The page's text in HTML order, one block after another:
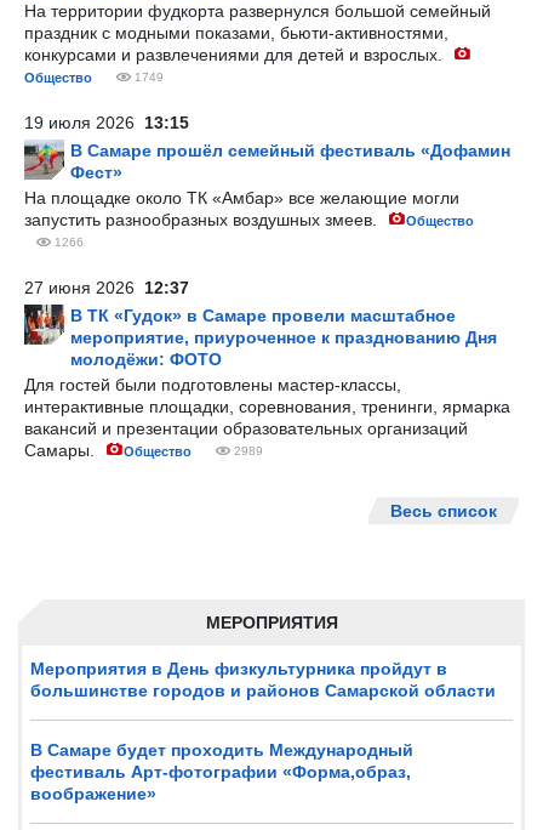
МЕРОПРИЯТИЯ
Мероприятия в День физкультурника пройдут в
большинстве городов и районов Самарской области
В Самаре будет проходить Международный
фестиваль Арт-фотографии «Форма,образ,
воображение»
На территории фудкорта развернулся большой семейный
праздник с модными показами, бьюти-активностями,
конкурсами и развлечениями для детей и взрослых.
Общество 1749
19 июля 2026 13:15
В Самаре прошёл семейный фестиваль «Дофамин
Фест»
На площадке около ТК «Амбар» все желающие могли
запустить разнообразных воздушных змеев.
Общество
1266
27 июня 2026 12:37
В ТК «Гудок» в Самаре провели масштабное
мероприятие, приуроченное к празднованию Дня
молодёжи: ФОТО
Для гостей были подготовлены мастер-классы,
интерактивные площадки, соревнования, тренинги, ярмарка
вакансий и презентации образовательных организаций
Самары.
Общество 2989
Весь список